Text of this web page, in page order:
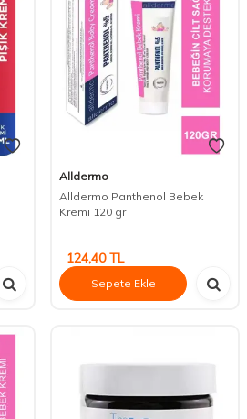
Alldermo
Alldermo Panthenol Bebek
Kremi 120 gr
124,40TL
Sepete Ekle